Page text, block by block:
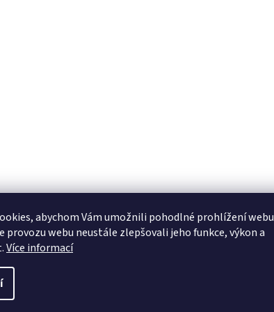
abychom Vám umožnili pohodlné prohlížení webu
provozu webu neustále zlepšovali jeho funkce, výkon a
Více informací